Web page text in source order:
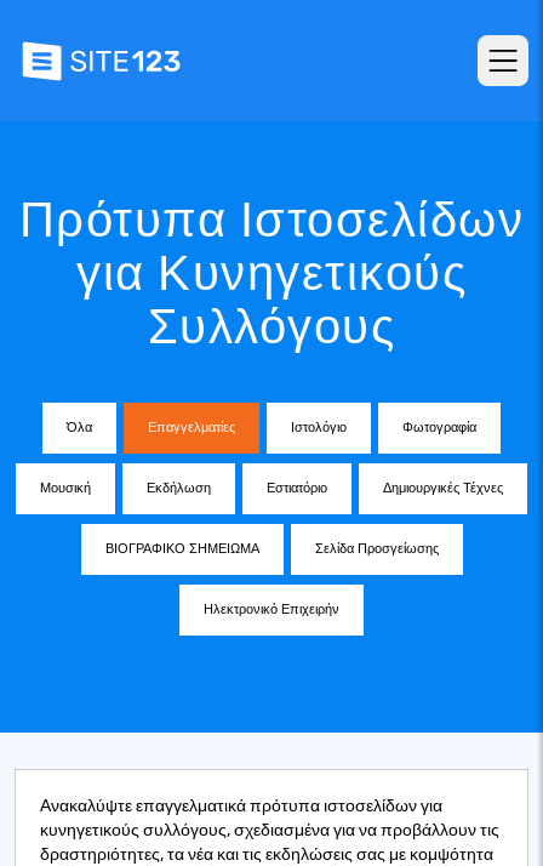
Πρότυπα Ιστοσελίδων
για Κυνηγετικούς
Συλλόγους
Όλα Επαγγελματίες Ιστολόγιο Φωτογραφία
Μουσική Εκδήλωση Εστιατόριο Δημιουργικές Τέχνες
ΒΙΟΓΡΑΦΙΚΟ ΣΗΜΕΙΩΜΑ Σελίδα Προσγείωσης
Ηλεκτρονικό Επιχειρήν
Ανακαλύψτε επαγγελματικά πρότυπα ιστοσελίδων για
κυνηγετικούς συλλόγους, σχεδιασμένα για να προβάλλουν τις
δραστηριότητες, τα νέα και τις εκδηλώσεις σας με κομψότητα